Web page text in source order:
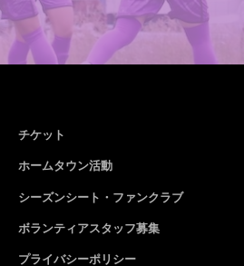
チケット
ホームタウン活動
シーズンシート・ファンクラブ
ボランティアスタッフ募集
プライバシーポリシー